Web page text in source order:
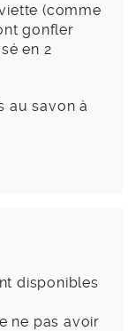
(comme
gonfler
en 2
au savon à
disponibles
ne pas avoir